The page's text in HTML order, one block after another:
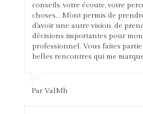
conseils, votre écoute, votre
choses... M'ont permis de
d'avoir une autre vision, de
décisions importantes pour
professionnel. Vous faites partie
belles rencontres qui me
Par ValMh